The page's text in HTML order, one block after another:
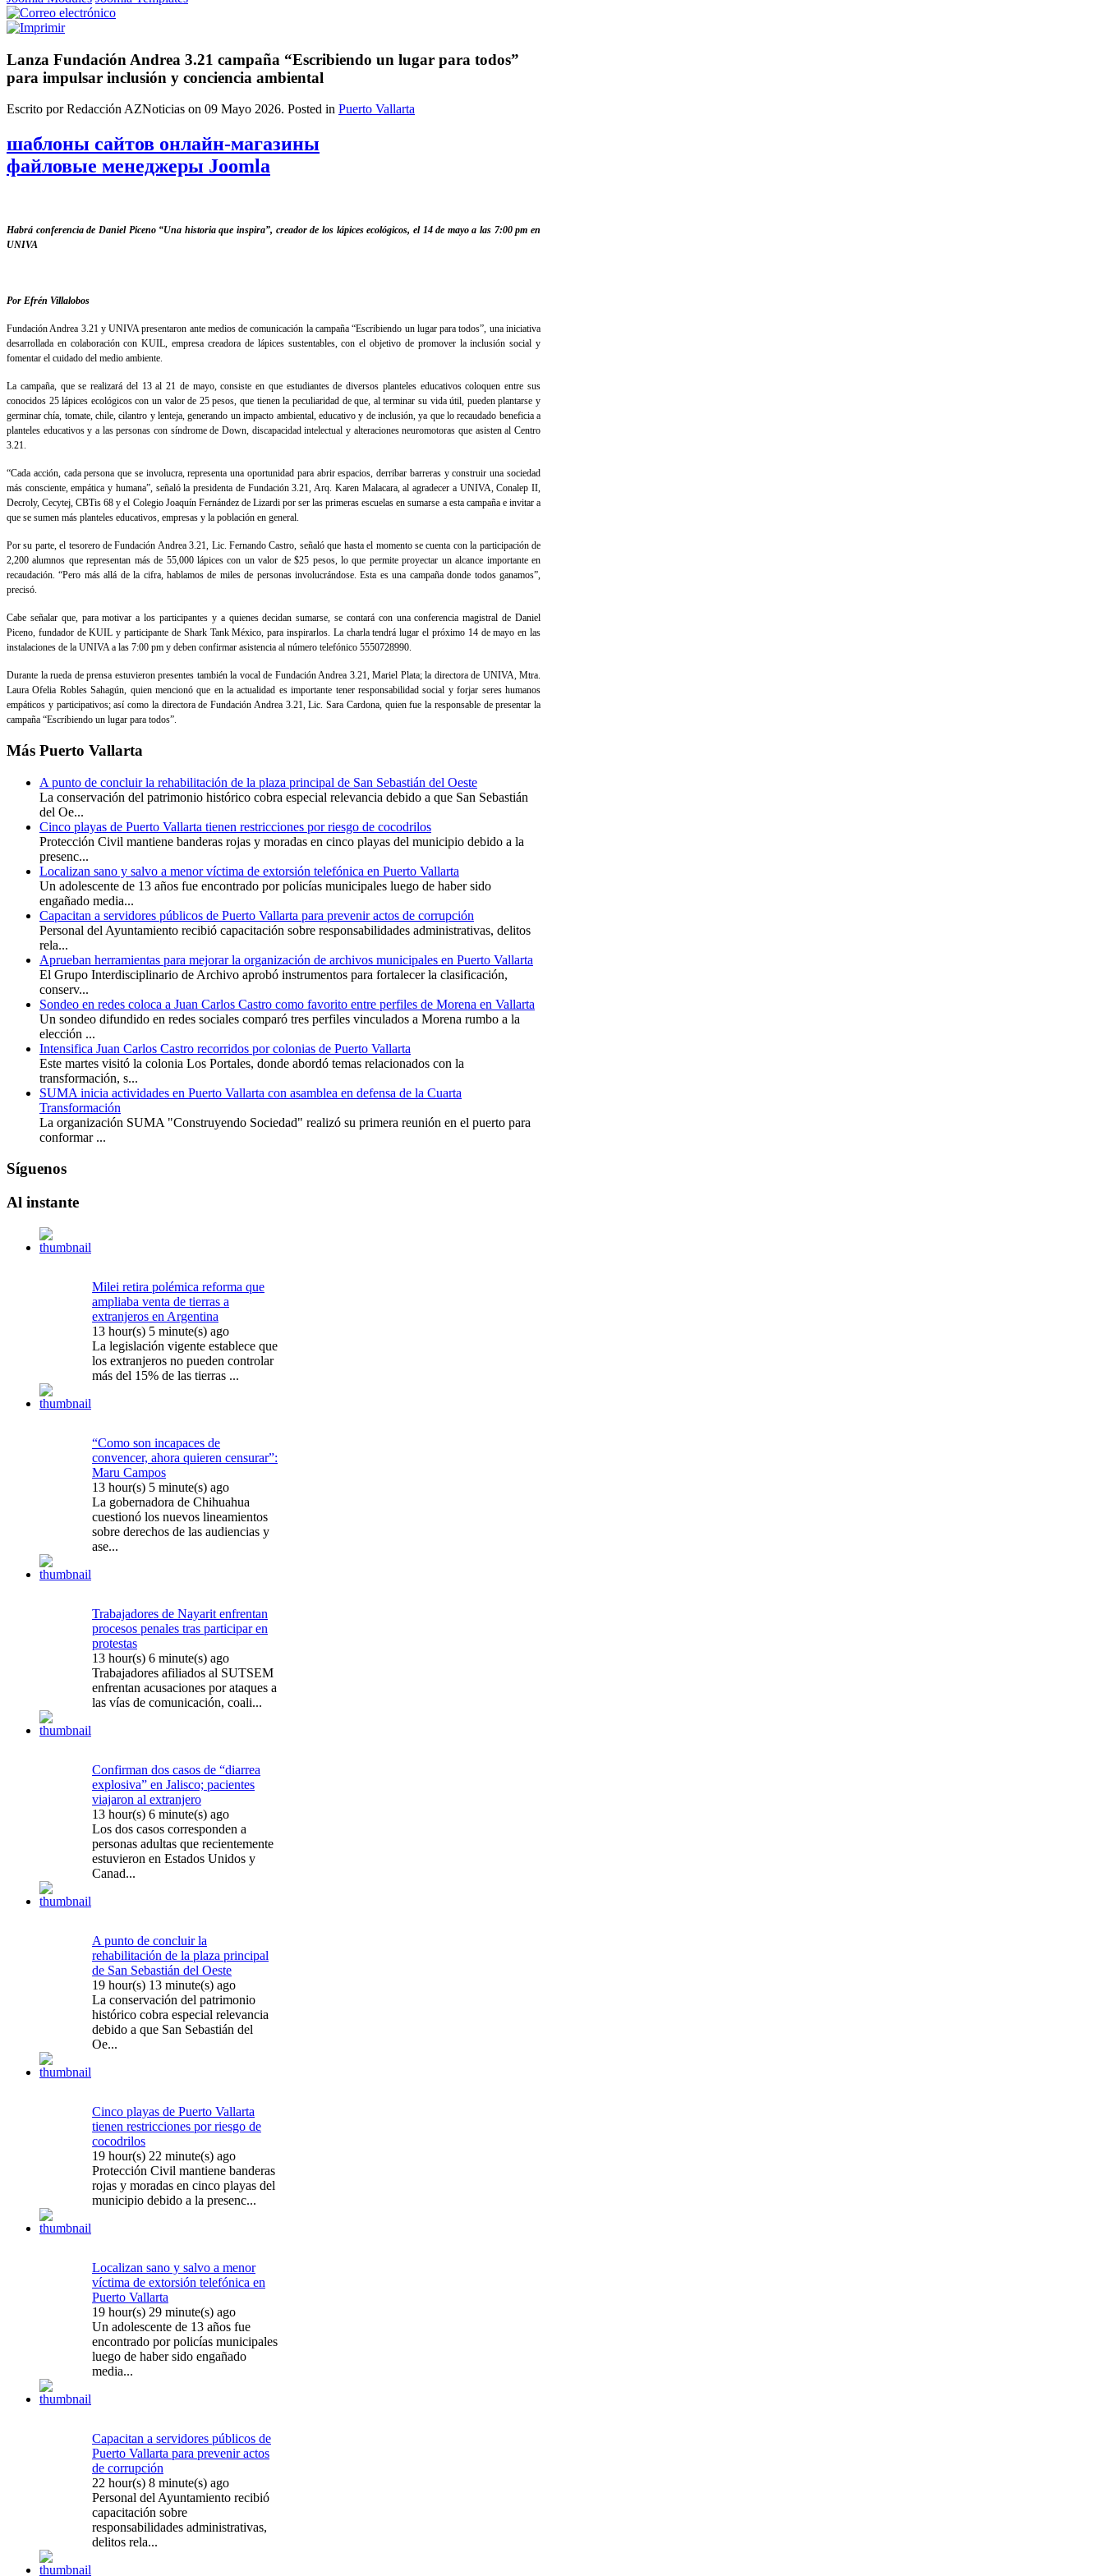
Lanza Fundación Andrea 3.21 campaña “Escribiendo un lugar para todos”
para impulsar inclusión y conciencia ambiental
Escrito por Redacción AZNoticias on 09 Mayo 2026. Posted in Puerto Vallarta
шаблоны сайтов онлайн-магазины
файловые менеджеры Joomla
Habrá conferencia de Daniel Piceno “Una historia que inspira”, creador de los lápices ecológicos, el 14 de mayo a las 7:00 pm en
UNIVA
Por Efrén Villalobos
Fundación Andrea 3.21 y UNIVA presentaron ante medios de comunicación la campaña “Escribiendo un lugar para todos”, una iniciativa
desarrollada en colaboración con KUIL, empresa creadora de lápices sustentables, con el objetivo de promover la inclusión social y
fomentar el cuidado del medio ambiente.
La campaña, que se realizará del 13 al 21 de mayo, consiste en que estudiantes de diversos planteles educativos coloquen entre sus
conocidos 25 lápices ecológicos con un valor de 25 pesos, que tienen la peculiaridad de que, al terminar su vida útil, pueden plantarse y
germinar chía, tomate, chile, cilantro y lenteja, generando un impacto ambiental, educativo y de inclusión, ya que lo recaudado beneficia a
planteles educativos y a las personas con síndrome de Down, discapacidad intelectual y alteraciones neuromotoras que asisten al Centro
3.21.
“Cada acción, cada persona que se involucra, representa una oportunidad para abrir espacios, derribar barreras y construir una sociedad
más consciente, empática y humana”, señaló la presidenta de Fundación 3.21, Arq. Karen Malacara, al agradecer a UNIVA, Conalep II,
Decroly, Cecytej, CBTis 68 y el Colegio Joaquín Fernández de Lizardi por ser las primeras escuelas en sumarse a esta campaña e invitar a
que se sumen más planteles educativos, empresas y la población en general.
Por su parte, el tesorero de Fundación Andrea 3.21, Lic. Fernando Castro, señaló que hasta el momento se cuenta con la participación de
2,200 alumnos que representan más de 55,000 lápices con un valor de $25 pesos, lo que permite proyectar un alcance importante en
recaudación. “Pero más allá de la cifra, hablamos de miles de personas involucrándose. Esta es una campaña donde todos ganamos”,
precisó.
Cabe señalar que, para motivar a los participantes y a quienes decidan sumarse, se contará con una conferencia magistral de Daniel
Piceno, fundador de KUIL y participante de Shark Tank México, para inspirarlos. La charla tendrá lugar el próximo 14 de mayo en las
instalaciones de la UNIVA a las 7:00 pm y deben confirmar asistencia al número telefónico 5550728990.
Durante la rueda de prensa estuvieron presentes también la vocal de Fundación Andrea 3.21, Mariel Plata; la directora de UNIVA, Mtra.
Laura Ofelia Robles Sahagún, quien mencionó que en la actualidad es importante tener responsabilidad social y forjar seres humanos
empáticos y participativos; así como la directora de Fundación Andrea 3.21, Lic. Sara Cardona, quien fue la responsable de presentar la
campaña “Escribiendo un lugar para todos”.
Más Puerto Vallarta
A punto de concluir la rehabilitación de la plaza principal de San Sebastián del Oeste
La conservación del patrimonio histórico cobra especial relevancia debido a que San Sebastián
del Oe...
Cinco playas de Puerto Vallarta tienen restricciones por riesgo de cocodrilos
Protección Civil mantiene banderas rojas y moradas en cinco playas del municipio debido a la
presenc...
Localizan sano y salvo a menor víctima de extorsión telefónica en Puerto Vallarta
Un adolescente de 13 años fue encontrado por policías municipales luego de haber sido
engañado media...
Capacitan a servidores públicos de Puerto Vallarta para prevenir actos de corrupción
Personal del Ayuntamiento recibió capacitación sobre responsabilidades administrativas, delitos
rela...
Aprueban herramientas para mejorar la organización de archivos municipales en Puerto Vallarta
El Grupo Interdisciplinario de Archivo aprobó instrumentos para fortalecer la clasificación,
conserv...
Sondeo en redes coloca a Juan Carlos Castro como favorito entre perfiles de Morena en Vallarta
Un sondeo difundido en redes sociales comparó tres perfiles vinculados a Morena rumbo a la
elección ...
Intensifica Juan Carlos Castro recorridos por colonias de Puerto Vallarta
Este martes visitó la colonia Los Portales, donde abordó temas relacionados con la
transformación, s...
SUMA inicia actividades en Puerto Vallarta con asamblea en defensa de la Cuarta
Transformación
La organización SUMA "Construyendo Sociedad" realizó su primera reunión en el puerto para
conformar ...
Síguenos
Al instante
Milei retira polémica reforma que
ampliaba venta de tierras a
extranjeros en Argentina
13 hour(s) 5 minute(s) ago
La legislación vigente establece que
los extranjeros no pueden controlar
más del 15% de las tierras ...
“Como son incapaces de
convencer, ahora quieren censurar”:
Maru Campos
13 hour(s) 5 minute(s) ago
La gobernadora de Chihuahua
cuestionó los nuevos lineamientos
sobre derechos de las audiencias y
ase...
Trabajadores de Nayarit enfrentan
procesos penales tras participar en
protestas
13 hour(s) 6 minute(s) ago
Trabajadores afiliados al SUTSEM
enfrentan acusaciones por ataques a
las vías de comunicación, coali...
Confirman dos casos de “diarrea
explosiva” en Jalisco; pacientes
viajaron al extranjero
13 hour(s) 6 minute(s) ago
Los dos casos corresponden a
personas adultas que recientemente
estuvieron en Estados Unidos y
Canad...
A punto de concluir la
rehabilitación de la plaza principal
de San Sebastián del Oeste
19 hour(s) 13 minute(s) ago
La conservación del patrimonio
histórico cobra especial relevancia
debido a que San Sebastián del
Oe...
Cinco playas de Puerto Vallarta
tienen restricciones por riesgo de
cocodrilos
19 hour(s) 22 minute(s) ago
Protección Civil mantiene banderas
rojas y moradas en cinco playas del
municipio debido a la presenc...
Localizan sano y salvo a menor
víctima de extorsión telefónica en
Puerto Vallarta
19 hour(s) 29 minute(s) ago
Un adolescente de 13 años fue
encontrado por policías municipales
luego de haber sido engañado
media...
Capacitan a servidores públicos de
Puerto Vallarta para prevenir actos
de corrupción
22 hour(s) 8 minute(s) ago
Personal del Ayuntamiento recibió
capacitación sobre
responsabilidades administrativas,
delitos rela...